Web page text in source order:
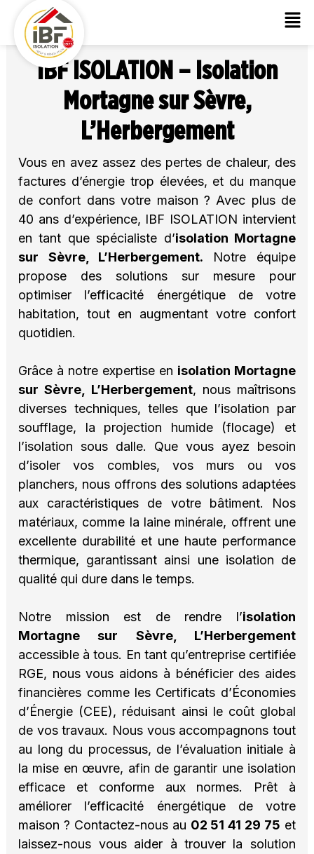
IBF ISOLATION – Isolation
Mortagne sur Sèvre,
L’Herbergement
Vous en avez assez des pertes de chaleur, des
factures d’énergie trop élevées, et du manque
de confort dans votre maison ? Avec plus de
40 ans d’expérience, IBF ISOLATION intervient
en tant que spécialiste d’isolation Mortagne
sur Sèvre, L’Herbergement. Notre équipe
propose des solutions sur mesure pour
optimiser l’efficacité énergétique de votre
habitation, tout en augmentant votre confort
quotidien.
Grâce à notre expertise en isolation Mortagne
sur Sèvre, L’Herbergement, nous maîtrisons
diverses techniques, telles que l’isolation par
soufflage, la projection humide (flocage) et
l’isolation sous dalle. Que vous ayez besoin
d’isoler vos combles, vos murs ou vos
planchers, nous offrons des solutions adaptées
aux caractéristiques de votre bâtiment. Nos
matériaux, comme la laine minérale, offrent une
excellente durabilité et une haute performance
thermique, garantissant ainsi une isolation de
qualité qui dure dans le temps.
Notre mission est de rendre l’isolation
Mortagne sur Sèvre, L’Herbergement
accessible à tous. En tant qu’entreprise certifiée
RGE, nous vous aidons à bénéficier des aides
financières comme les Certificats d’Économies
d’Énergie (CEE), réduisant ainsi le coût global
de vos travaux. Nous vous accompagnons tout
au long du processus, de l’évaluation initiale à
la mise en œuvre, afin de garantir une isolation
efficace et conforme aux normes. Prêt à
améliorer l’efficacité énergétique de votre
maison ? Contactez-nous au 02 51 41 29 75 et
laissez-nous vous aider à trouver la solution